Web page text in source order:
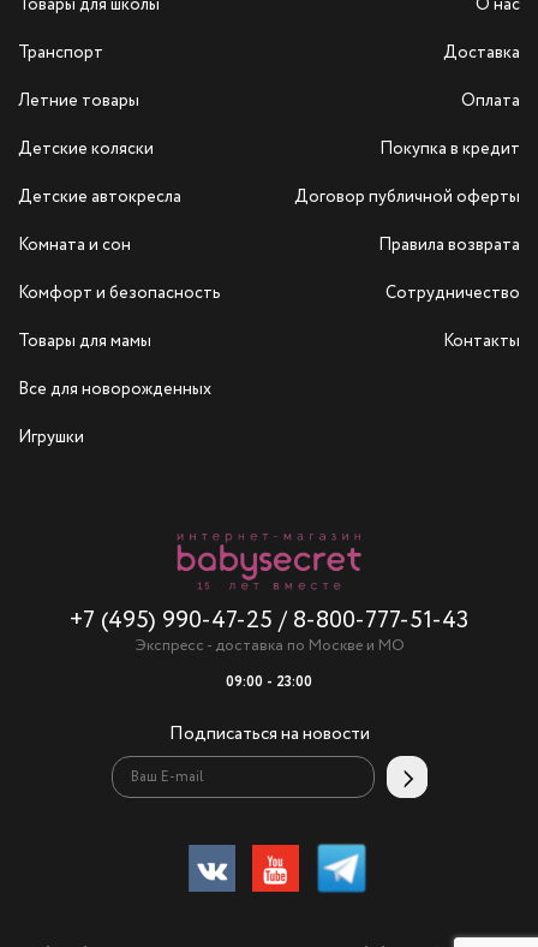
Товары для школы
Транспорт
Летние товары
Детские коляски
Детские автокресла
Комната и сон
Комфорт и безопасность
Товары для мамы
Все для новорожденных
Игрушки
+7 (495) 990-47-25 / 8-800-777-51-43
Экспресс - доставка по Москве и МО
09:00 - 23:00
Подписаться на новости
О нас
Доставка
Оплата
Покупка в кредит
Договор публичной оферты
Правила возврата
Сотрудничество
Контакты